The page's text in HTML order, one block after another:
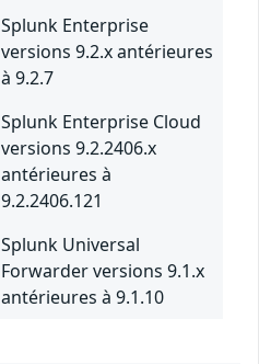
Splunk Enterprise
versions 9.2.x antérieures
à 9.2.7
Splunk Enterprise Cloud
versions 9.2.2406.x
antérieures à
9.2.2406.121
Splunk Universal
Forwarder versions 9.1.x
antérieures à 9.1.10